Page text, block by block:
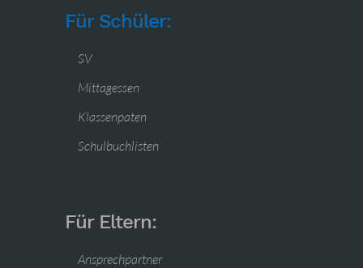
Für Schüler:
SV
Mittagessen
Klassenpaten
Schulbuchlisten
Für Eltern:
Ansprechpartner